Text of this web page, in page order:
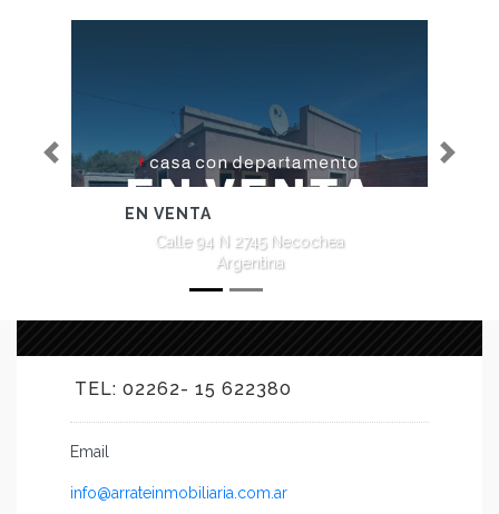
EN VENTA
Calle 94 N 2745 Necochea
Argentina
Previous Next
TEL: 02262- 15 622380
Email
info@arrateinmobiliaria.com.ar